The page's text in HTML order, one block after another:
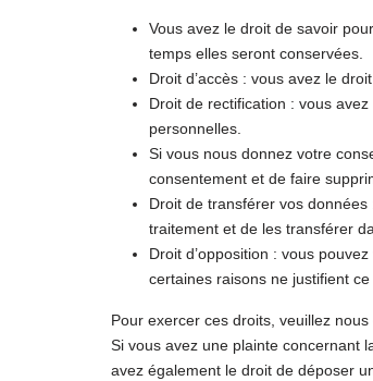
Vous avez le droit de savoir
temps elles seront conservées.
Droit d’accès : vous avez le
Droit de rectification : vous
personnelles.
Si vous nous donnez votre
consentement et de faire
Droit de transférer vos
traitement et de les transférer
Droit d’opposition : vous
certaines raisons ne justifient
Pour exercer ces droits, veuillez
Si vous avez une plainte concernant
avez également le droit de déposer